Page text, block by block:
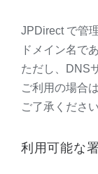
JPDirect で管
ドメイン名で
ただし、DNS
ご利用の場合
ご了承ください
利用可能な